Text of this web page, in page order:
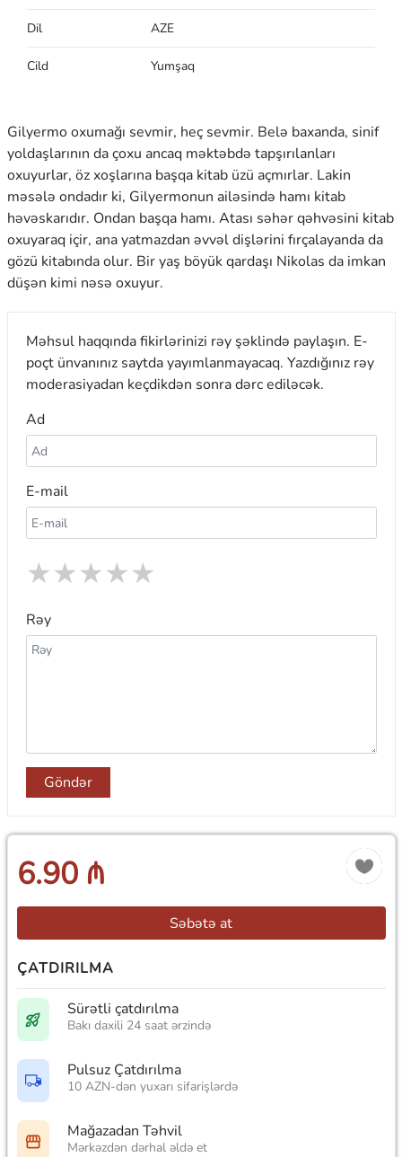
Dil AZE
Cild Yumşaq
Gilyermo oxumağı sevmir, heç sevmir. Belə baxanda, sinif
yoldaşlarının da çoxu ancaq məktəbdə tapşırılanları
oxuyurlar, öz xoşlarına başqa kitab üzü açmırlar. Lakin
məsələ ondadır ki, Gilyermonun ailəsində hamı kitab
həvəskarıdır. Ondan başqa hamı. Atası səhər qəhvəsini kitab
oxuyaraq içir, ana yatmazdan əvvəl dişlərini fırçalayanda da
gözü kitabında olur. Bir yaş böyük qardaşı Nikolas da imkan
düşən kimi nəsə oxuyur.
Məhsul haqqında fikirlərinizi rəy şəklində paylaşın. E-
poçt ünvanınız saytda yayımlanmayacaq. Yazdığınız rəy
moderasiyadan keçdikdən sonra dərc ediləcək.
Ad
E-mail
★
★
★
★
★
Rəy
Göndər
6.90 ₼
Səbətə at
ÇATDIRILMA
Sürətli çatdırılma
Bakı daxili 24 saat ərzində
Pulsuz Çatdırılma
10 AZN-dən yuxarı sifarişlərdə
Mağazadan Təhvil
Mərkəzdən dərhal əldə et